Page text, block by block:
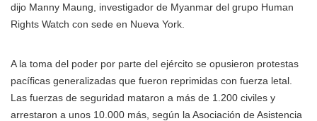
dijo Manny Maung, investigador de Myanmar del grupo Human
Rights Watch con sede en Nueva York.
A la toma del poder por parte del ejército se opusieron protestas
pacíficas generalizadas que fueron reprimidas con fuerza letal.
Las fuerzas de seguridad mataron a más de 1.200 civiles y
arrestaron a unos 10.000 más, según la Asociación de Asistencia